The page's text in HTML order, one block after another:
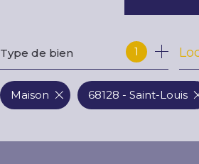
de
du neuf
Type de bien 1
Maison 68128 - Saint-Louis